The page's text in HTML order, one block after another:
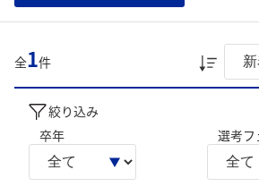
全1件
絞り込み
卒年
選考フ